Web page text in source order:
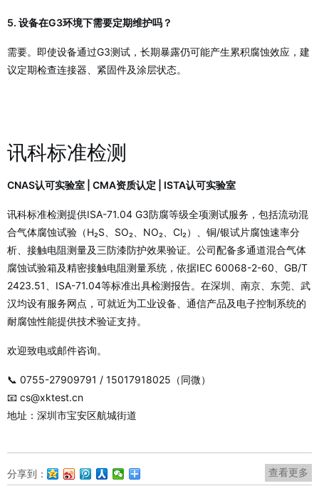
5. 设备在G3环境下需要定期维护吗？
需要。即使设备通过G3测试，长期暴露仍可能产生累积腐蚀效应，建
议定期检查连接器、紧固件及涂层状态。
讯科标准检测
CNAS认可实验室 | CMA资质认定 | ISTA认可实验室
讯科标准检测提供ISA-71.04 G3防腐等级全项测试服务，包括流动混
合气体腐蚀试验（H₂S、SO₂、NO₂、Cl₂）、铜/银试片腐蚀速率分
析、接触电阻测量及三防漆防护效果验证。公司配备多通道混合气体
腐蚀试验箱及精密接触电阻测量系统，依据IEC 60068-2-60、GB/T
2423.51、ISA-71.04等标准出具检测报告。在深圳、南京、东莞、武
汉均设有服务网点，可就近为工业设备、通信产品及电子控制系统的
耐腐蚀性能提供技术验证支持。
欢迎致电或邮件咨询。
📞 0755-27909791 / 15017918025（同微）
📧 cs@xktest.cn
地址：深圳市宝安区航城街道
查看更多
分享到：